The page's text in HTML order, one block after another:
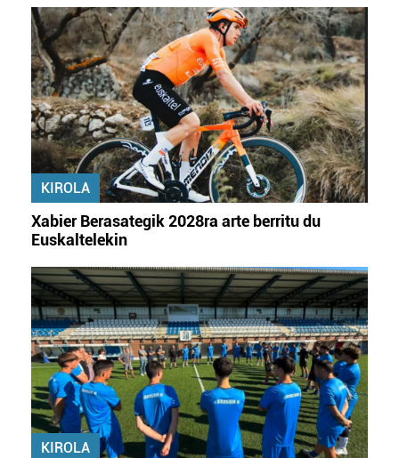
KIROLA
Xabier Berasategik 2028ra arte berritu du
Euskaltelekin
KIROLA